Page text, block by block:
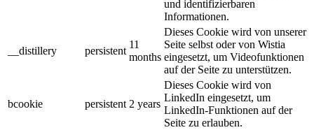
und identifizierbaren
Informationen.
__distillery persistent
11
months
Dieses Cookie wird von unserer
Seite selbst oder von Wistia
eingesetzt, um Videofunktionen
auf der Seite zu unterstützen.
bcookie persistent 2 years
Dieses Cookie wird von
LinkedIn eingesetzt, um
LinkedIn-Funktionen auf der
Seite zu erlauben.